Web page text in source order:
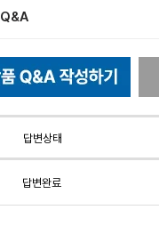
Q&A
답변상태
답변완료